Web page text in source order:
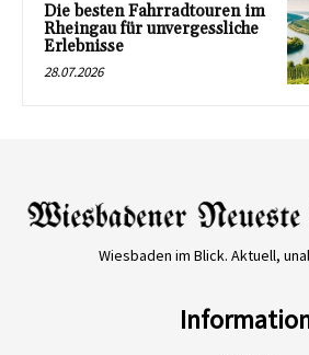
Die besten Fahrradtouren im
Rheingau für unvergessliche
Erlebnisse
28.07.2026
Wiesbaden im Blick. Aktuell,